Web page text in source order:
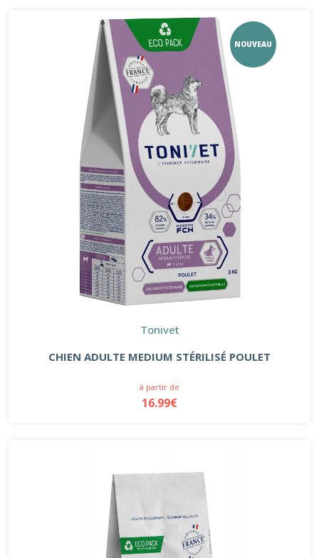
NOUVEAU
Tonivet
CHIEN ADULTE MEDIUM STÉRILISÉ POULET
à partir de
16.99€